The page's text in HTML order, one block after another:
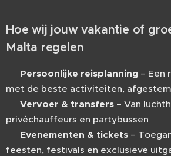
Hoe wij jouw vakantie of
Malta regelen
Persoonlijke reisplanning – Een
met de beste activiteiten,
Vervoer & transfers – Van
privéchauffeurs en partybussen
Evenementen & tickets –
feesten, festivals en exclusieve